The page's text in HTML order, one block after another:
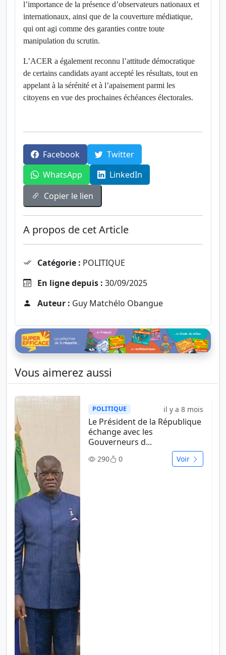
l’importance de la présence d’observateurs nationaux et
internationaux, ainsi que de la couverture médiatique,
qui ont agi comme des garanties contre toute
manipulation du scrutin.
L’ACER a également reconnu l’attitude démocratique
de certains candidats ayant accepté les résultats, tout en
appelant à la sérénité et à l’apaisement parmi les
citoyens en vue des prochaines échéances électorales.
Facebook
Twitter
WhatsApp
LinkedIn
Copier le lien
A propos de cet Article
Catégorie : POLITIQUE
En ligne depuis : 30/09/2025
Auteur : Guy Matchélo Obangue
Vous aimerez aussi
POLITIQUE il y a 8 mois
Le Président de la République
échange avec les
Gouverneurs d...
290 0 Voir